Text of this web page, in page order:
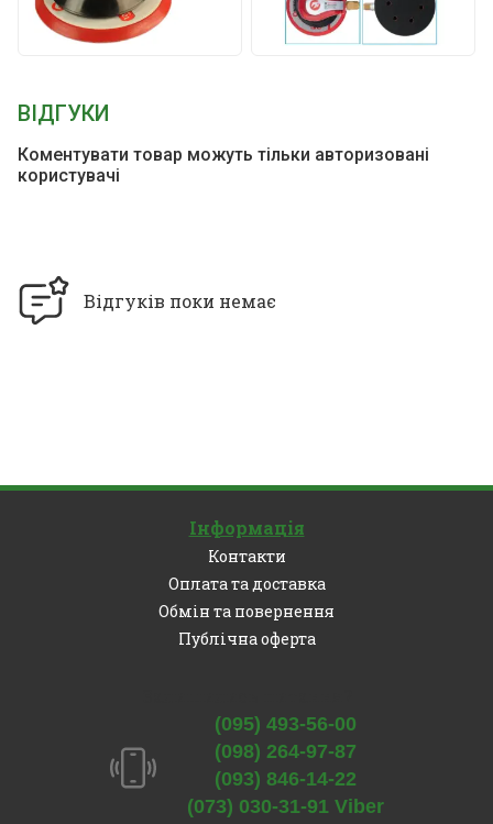
ВІДГУКИ
Коментувати товар можуть тільки авторизовані
користувачі
Відгуків поки немає
Інформація
Контакти
Оплата та доставка
Обмін та повернення
Публічна оферта
(095) 493-56-00
(098) 264-97-87
(093) 846-14-22
(073) 030-31-91 Viber